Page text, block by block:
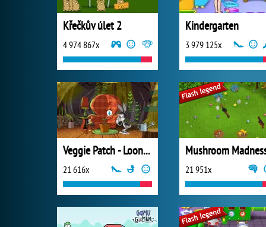
Křečkův úlet 2
4 974 867x
Kindergarten
3 979 125x
Veggie Patch - Looney Tunes
21 616x
Mushroom
21 951x